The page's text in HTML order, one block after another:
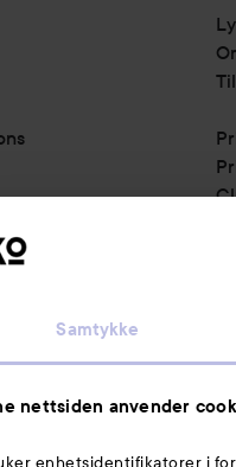
Samtykke
nettsiden anvender
enhetsidentifikatorer i